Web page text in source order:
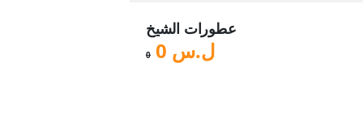
عطورات الشيخ
ل.س 0
0